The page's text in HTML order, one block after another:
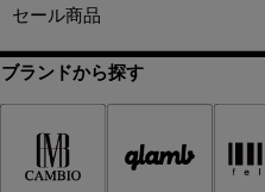
セール商品
ブランドから探す